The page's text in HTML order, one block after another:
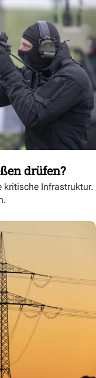
drüfen?
kritische Infrastruktur.